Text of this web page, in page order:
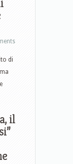
di
il